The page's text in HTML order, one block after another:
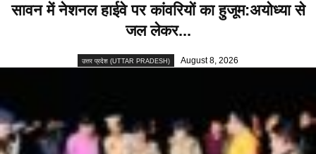
सावन में नेशनल हाईवे पर कांवरियों का हुजूम:अयोध्या से
जल लेकर...
उत्तर प्रदेश (UTTAR PRADESH) August 8, 2026